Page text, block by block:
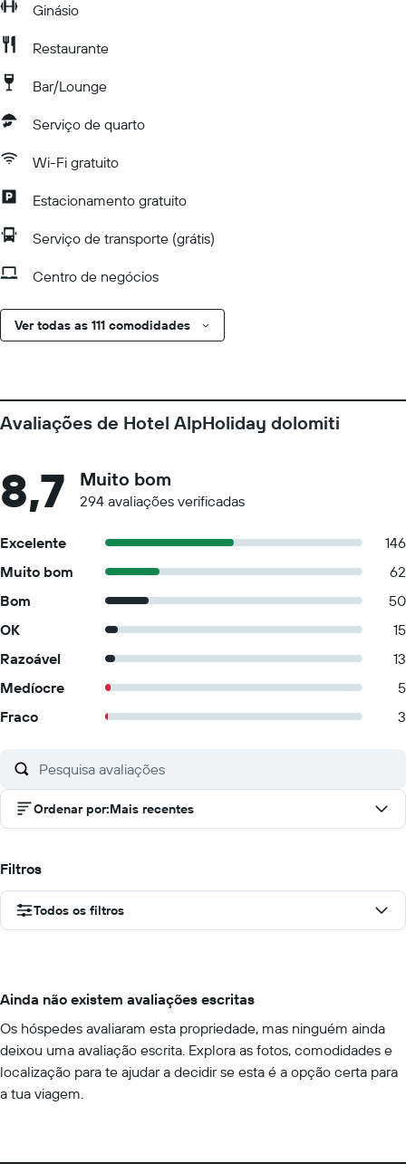
Ginásio
Restaurante
Bar/Lounge
Serviço de quarto
Wi-Fi gratuito
Estacionamento gratuito
Serviço de transporte (grátis)
Centro de negócios
Ver todas as 111 comodidades
Avaliações de Hotel AlpHoliday dolomiti
8,7 Muito bom
294 avaliações verificadas
Excelente
146
Muito bom
62
Bom
50
OK
15
Razoável
13
Medíocre
5
Fraco
3
Ordenar por:Mais recentes
Filtros
Todos os filtros
Ainda não existem avaliações escritas
Os hóspedes avaliaram esta propriedade, mas ninguém ainda
deixou uma avaliação escrita. Explora as fotos, comodidades e
localização para te ajudar a decidir se esta é a opção certa para
a tua viagem.